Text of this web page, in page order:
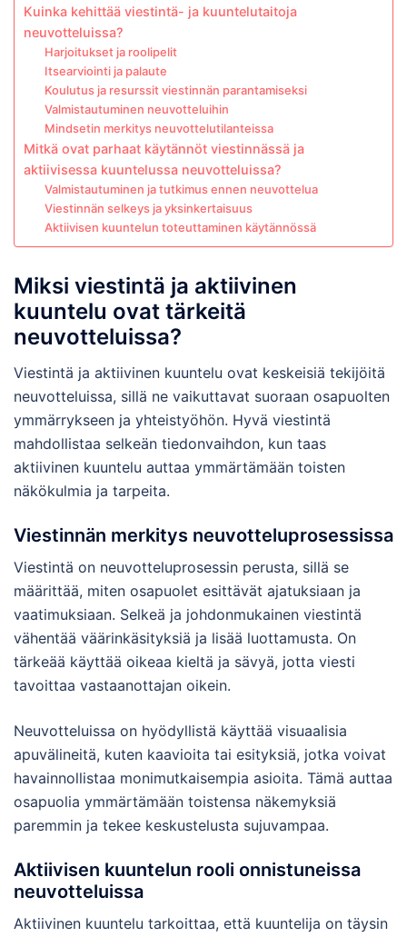
Kuinka kehittää viestintä- ja kuuntelutaitoja
neuvotteluissa?
Harjoitukset ja roolipelit
Itsearviointi ja palaute
Koulutus ja resurssit viestinnän parantamiseksi
Valmistautuminen neuvotteluihin
Mindsetin merkitys neuvottelutilanteissa
Mitkä ovat parhaat käytännöt viestinnässä ja
aktiivisessa kuuntelussa neuvotteluissa?
Valmistautuminen ja tutkimus ennen neuvottelua
Viestinnän selkeys ja yksinkertaisuus
Aktiivisen kuuntelun toteuttaminen käytännössä
Miksi viestintä ja aktiivinen
kuuntelu ovat tärkeitä
neuvotteluissa?
Viestintä ja aktiivinen kuuntelu ovat keskeisiä tekijöitä
neuvotteluissa, sillä ne vaikuttavat suoraan osapuolten
ymmärrykseen ja yhteistyöhön. Hyvä viestintä
mahdollistaa selkeän tiedonvaihdon, kun taas
aktiivinen kuuntelu auttaa ymmärtämään toisten
näkökulmia ja tarpeita.
Viestinnän merkitys neuvotteluprosessissa
Viestintä on neuvotteluprosessin perusta, sillä se
määrittää, miten osapuolet esittävät ajatuksiaan ja
vaatimuksiaan. Selkeä ja johdonmukainen viestintä
vähentää väärinkäsityksiä ja lisää luottamusta. On
tärkeää käyttää oikeaa kieltä ja sävyä, jotta viesti
tavoittaa vastaanottajan oikein.
Neuvotteluissa on hyödyllistä käyttää visuaalisia
apuvälineitä, kuten kaavioita tai esityksiä, jotka voivat
havainnollistaa monimutkaisempia asioita. Tämä auttaa
osapuolia ymmärtämään toistensa näkemyksiä
paremmin ja tekee keskustelusta sujuvampaa.
Aktiivisen kuuntelun rooli onnistuneissa
neuvotteluissa
Aktiivinen kuuntelu tarkoittaa, että kuuntelija on täysin